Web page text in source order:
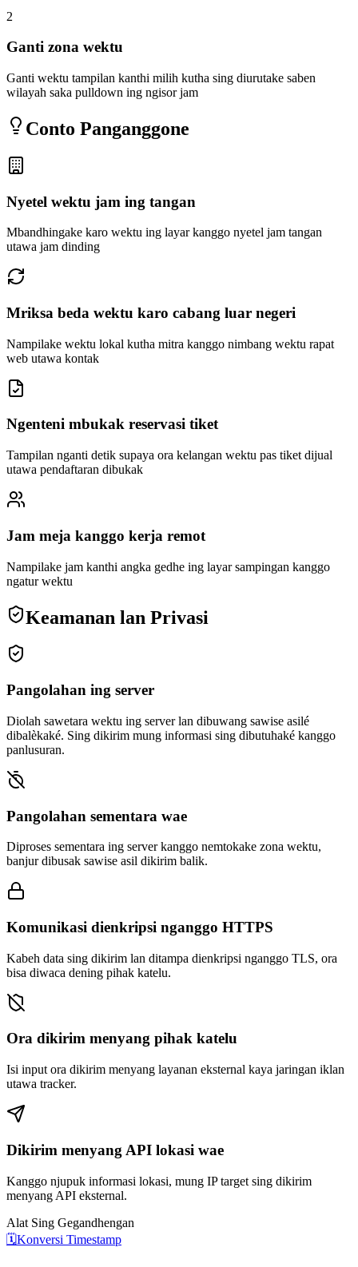
2
Ganti zona wektu
Ganti wektu tampilan kanthi milih kutha sing diurutake saben
wilayah saka pulldown ing ngisor jam
Conto Panganggone
Nyetel wektu jam ing tangan
Mbandhingake karo wektu ing layar kanggo nyetel jam tangan
utawa jam dinding
Mriksa beda wektu karo cabang luar negeri
Nampilake wektu lokal kutha mitra kanggo nimbang wektu rapat
web utawa kontak
Ngenteni mbukak reservasi tiket
Tampilan nganti detik supaya ora kelangan wektu pas tiket dijual
utawa pendaftaran dibukak
Jam meja kanggo kerja remot
Nampilake jam kanthi angka gedhe ing layar sampingan kanggo
ngatur wektu
Keamanan lan Privasi
Pangolahan ing server
Diolah sawetara wektu ing server lan dibuwang sawise asilé
dibalèkaké. Sing dikirim mung informasi sing dibutuhaké kanggo
panlusuran.
Pangolahan sementara wae
Diproses sementara ing server kanggo nemtokake zona wektu,
banjur dibusak sawise asil dikirim balik.
Komunikasi dienkripsi nganggo HTTPS
Kabeh data sing dikirim lan ditampa dienkripsi nganggo TLS, ora
bisa diwaca dening pihak katelu.
Ora dikirim menyang pihak katelu
Isi input ora dikirim menyang layanan eksternal kaya jaringan iklan
utawa tracker.
Dikirim menyang API lokasi wae
Kanggo njupuk informasi lokasi, mung IP target sing dikirim
menyang API eksternal.
Alat Sing Gegandhengan
🗓️Konversi Timestamp